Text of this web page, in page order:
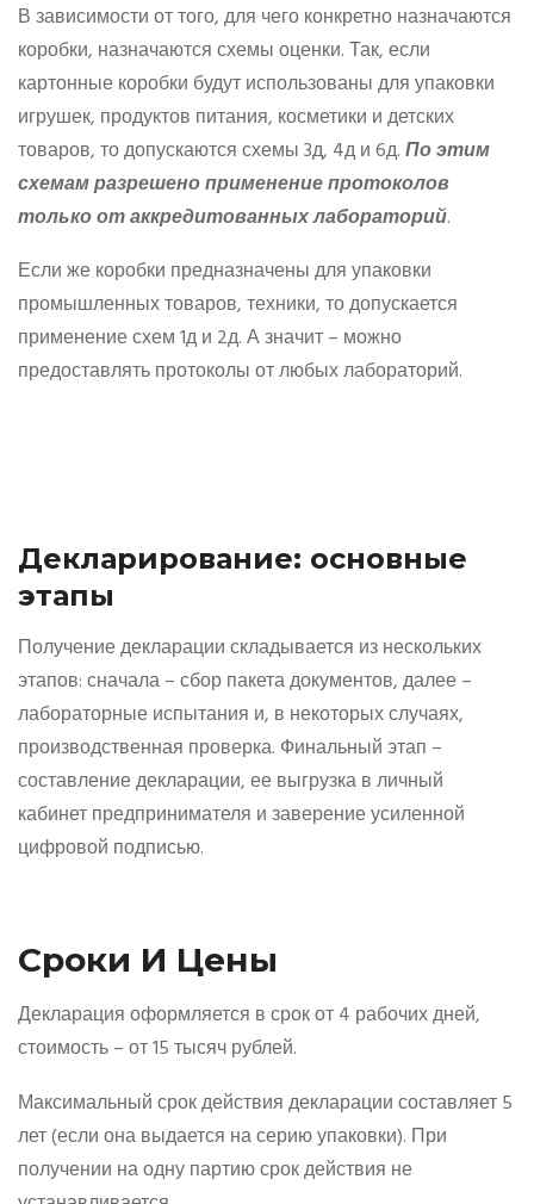
В зависимости от того, для чего конкретно назначаются
коробки, назначаются схемы оценки. Так, если
картонные коробки будут использованы для упаковки
игрушек, продуктов питания, косметики и детских
товаров, то допускаются схемы 3д, 4д и 6д.По этим
схемам разрешено применение протоколов
только от аккредитованных лабораторий.
Если же коробки предназначены для упаковки
промышленных товаров, техники, то допускается
применение схем 1д и 2д. А значит – можно
предоставлять протоколы от любых лабораторий.
Декларирование: основные
этапы
Получение декларации складывается из нескольких
этапов: сначала – сбор пакета документов, далее –
лабораторные испытания и, в некоторых случаях,
производственная проверка. Финальный этап –
составление декларации, ее выгрузка в личный
кабинет предпринимателя и заверение усиленной
цифровой подписью.
Сроки И Цены
Декларация оформляется в срок от 4 рабочих дней,
стоимость – от 15 тысяч рублей.
Максимальный срок действия декларации составляет 5
лет (если она выдается на серию упаковки). При
получении на одну партию срок действия не